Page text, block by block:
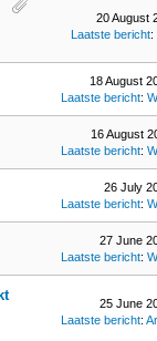
20 August
Laatste bericht:
18 August
Laatste bericht:
16 August
Laatste bericht:
26 July
Laatste bericht:
27 June
Laatste bericht:
25 June
Laatste bericht: